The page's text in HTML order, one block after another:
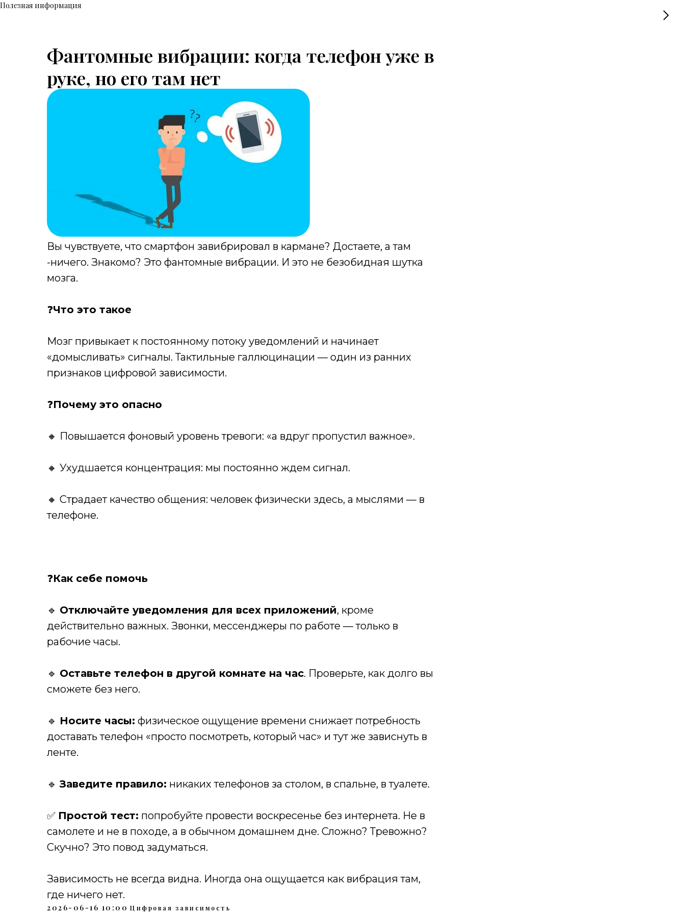
Полезная информация
Фантомные вибрации: когда телефон уже в
руке, но его там нет
Вы чувствуете, что смартфон завибрировал в кармане? Достаете, а там
-ничего. Знакомо? Это фантомные вибрации. И это не безобидная шутка
мозга.
❓Что это такое
Мозг привыкает к постоянному потоку уведомлений и начинает
«домысливать» сигналы. Тактильные галлюцинации — один из ранних
признаков цифровой зависимости.
❓Почему это опасно
🔸 Повышается фоновый уровень тревоги: «а вдруг пропустил важное».
🔸 Ухудшается концентрация: мы постоянно ждем сигнал.
🔸 Страдает качество общения: человек физически здесь, а мыслями — в
телефоне.
❓Как себе помочь
🔹 Отключайте уведомления для всех приложений, кроме
действительно важных. Звонки, мессенджеры по работе — только в
рабочие часы.
🔹 Оставьте телефон в другой комнате на час. Проверьте, как долго вы
сможете без него.
🔹 Носите часы: физическое ощущение времени снижает потребность
доставать телефон «просто посмотреть, который час» и тут же зависнуть в
ленте.
🔹Заведите правило: никаких телефонов за столом, в спальне, в туалете.
✅ Простой тест: попробуйте провести воскресенье без интернета. Не в
самолете и не в походе, а в обычном домашнем дне. Сложно? Тревожно?
Скучно? Это повод задуматься.
Зависимость не всегда видна. Иногда она ощущается как вибрация там,
где ничего нет.
2026-06-16 10:00 Цифровая зависимость